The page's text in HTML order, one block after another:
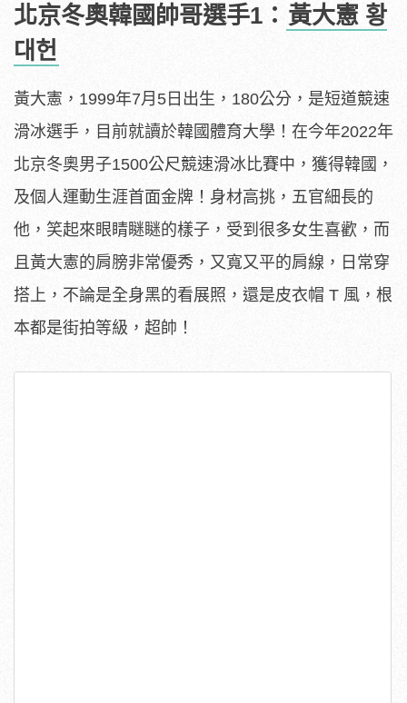
北京冬奧韓國帥哥選手1： 黃大憲 황
대헌
黃大憲，1999年7月5日出生，180公分，是短道競速
滑冰選手，目前就讀於韓國體育大學！在今年2022年
北京冬奧男子1500公尺競速滑冰比賽中，獲得韓國，
及個人運動生涯首面金牌！身材高挑，五官細長的
他，笑起來眼睛瞇瞇的樣子，受到很多女生喜歡，而
且黃大憲的肩膀非常優秀，又寬又平的肩線，日常穿
搭上，不論是全身黑的看展照，還是皮衣帽 T 風，根
本都是街拍等級，超帥！